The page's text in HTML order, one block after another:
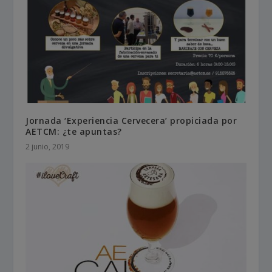
Jornada ‘Experiencia Cervecera’ propiciada por
AETCM: ¿te apuntas?
2 junio, 2019